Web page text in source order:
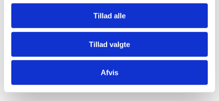
Tillad alle
Tillad valgte
Afvis